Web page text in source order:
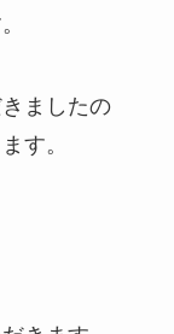
ましたの
す。